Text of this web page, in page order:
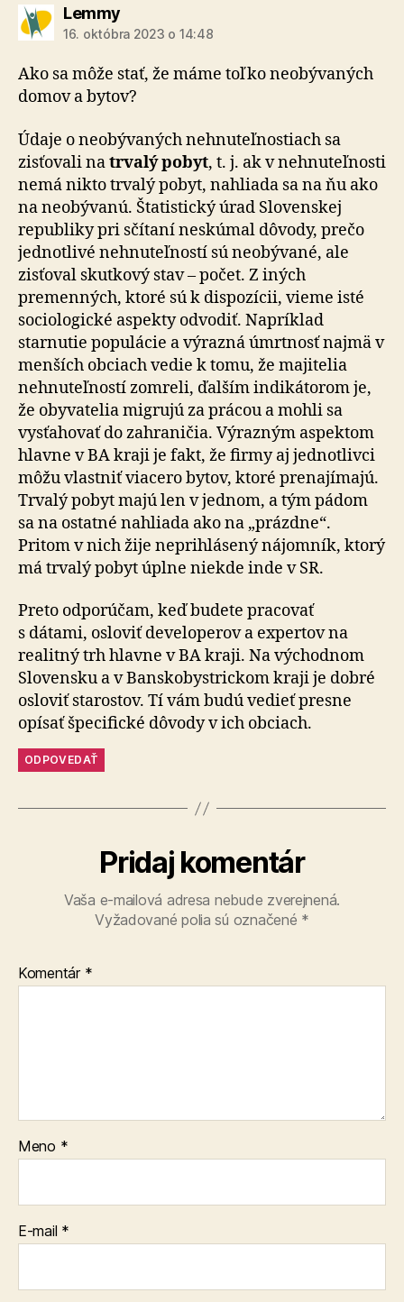
Lemmyhovorí:
16. októbra 2023 o 14:48
Ako sa môže stať, že máme toľko neobývaných
domov a bytov?
Údaje o neobývaných nehnuteľnostiach sa
zisťovali natrvalý pobyt, t. j. ak v nehnuteľnosti
nemá nikto trvalý pobyt, nahliada sa na ňu ako
na neobývanú. Štatistický úrad Slovenskej
republiky pri sčítaní neskúmal dôvody, prečo
jednotlivé nehnuteľností sú neobývané, ale
zisťoval skutkový stav – počet. Z iných
premenných, ktoré sú k dispozícii, vieme isté
sociologické aspekty odvodiť. Napríklad
starnutie populácie a výrazná úmrtnosť najmä v
menších obciach vedie k tomu, že majitelia
nehnuteľností zomreli, ďalším indikátorom je,
že obyvatelia migrujú za prácou a mohli sa
vysťahovať do zahraničia. Výrazným aspektom
hlavne v BA kraji je fakt, že firmy aj jednotlivci
môžu vlastniť viacero bytov, ktoré prenajímajú.
Trvalý pobyt majú len v jednom, a tým pádom
sa na ostatné nahliada ako na „prázdne“.
Pritom v nich žije neprihlásený nájomník, ktorý
má trvalý pobyt úplne niekde inde v SR.
Preto odporúčam, keď budete pracovať
s dátami, osloviť developerov a expertov na
realitný trh hlavne v BA kraji. Na východnom
Slovensku a v Bansko­bystrickom kraji je dobré
osloviť starostov. Tí vám budú vedieť presne
opísať špecifické dôvody v ich obciach.
ODPOVEDAŤ
Pridaj komentár
Vaša e-mailová adresa nebude zverejnená.
Vyžadované polia sú označené *
Komentár *
Meno *
E-mail *